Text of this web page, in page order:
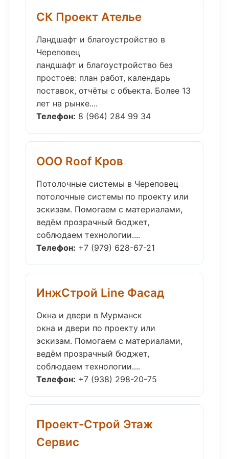
СК Проект Ателье
Ландшафт и благоустройство в
Череповец
ландшафт и благоустройство без
простоев: план работ, календарь
поставок, отчёты с объекта. Более 13
лет на рынке....
Телефон: 8 (964) 284 99 34
ООО Roof Кров
Потолочные системы в Череповец
потолочные системы по проекту или
эскизам. Помогаем с материалами,
ведём прозрачный бюджет,
соблюдаем технологии....
Телефон: +7 (979) 628-67-21
ИнжСтрой Line Фасад
Окна и двери в Мурманск
окна и двери по проекту или
эскизам. Помогаем с материалами,
ведём прозрачный бюджет,
соблюдаем технологии....
Телефон: +7 (938) 298-20-75
Проект-Строй Этаж
Сервис